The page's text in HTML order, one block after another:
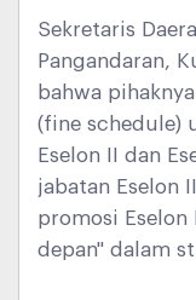
Sekretaris
Pangandaran,
bahwa
(fine schedule)
Eselon II dan
jabatan Eselon
promosi Eselon
depan" dalam